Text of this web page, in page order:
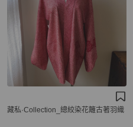
藏私·Collection_總絞染花籬古著羽織